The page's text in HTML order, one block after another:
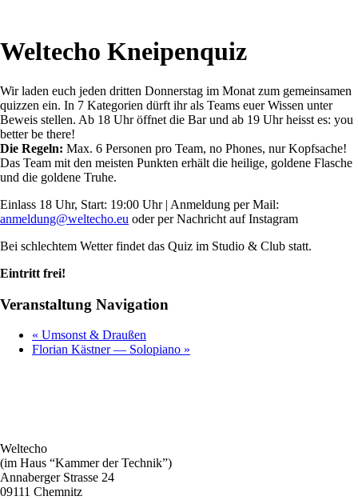
Weltecho Kneipenquiz
Wir laden euch jeden dritten Donnerstag im Monat zum gemeinsamen
quizzen ein. In 7 Kategorien dürft ihr als Teams euer Wissen unter
Beweis stellen. Ab 18 Uhr öffnet die Bar und ab 19 Uhr heisst es: you
better be there!
Die Regeln: Max. 6 Personen pro Team, no Phones, nur Kopfsache!
Das Team mit den meisten Punkten erhält die heilige, goldene Flasche
und die goldene Truhe.
Einlass 18 Uhr, Start: 19:00 Uhr| Anmeldung per Mail:
anmeldung@weltecho.eu oder per Nachricht auf Instagram
Bei schlechtem Wetter findet das Quiz im Studio & Club statt.
Eintritt frei!
Veranstaltung Navigation
« Umsonst & Draußen
Florian Kästner — Solopiano »
Weltecho
(im Haus “Kammer der Technik”)
Annaberger Strasse 24
09111 Chemnitz